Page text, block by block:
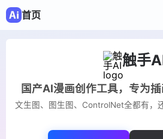
首页
触手
国产AI漫画创作工具，专为
文生图、图生图、ControlNet全都有，